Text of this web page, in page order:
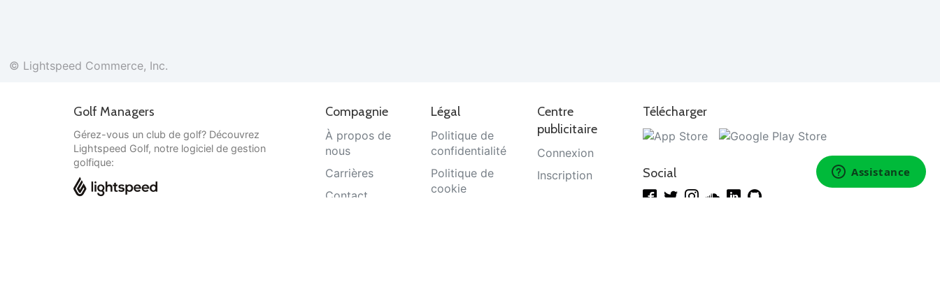
© Lightspeed Commerce, Inc.
Golf Managers
Gérez-vous un club de golf? Découvrez
Lightspeed Golf, notre logiciel de gestion
golfique:
Compagnie
À propos de
nous
Carrières
Contact
Légal
Politique de
confidentialité
Politique de
cookie
Centre
publicitaire
Connexion
Inscription
Télécharger
Social